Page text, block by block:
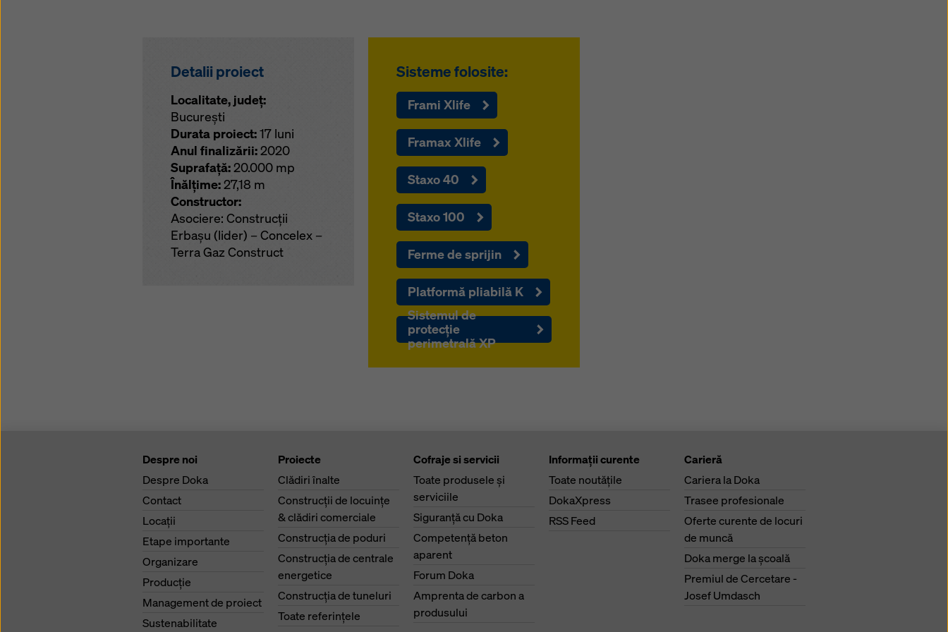
Detalii proiect
Localitate, județ:
București
Durata proiect:17 luni
Anul finalizării:2020
Suprafață:20.000 mp
Înălţime:27,18 m
Constructor:
Asociere: Construcții
Erbașu (lider) – Concelex –
Terra Gaz Construct
Sisteme folosite:
Frami Xlife
Framax Xlife
Staxo 40
Staxo 100
Ferme de sprijin
Platformă pliabilă K
Sistemul de
protecţie
perimetrală XP
Despre noi
Despre Doka
Contact
Locaţii
Etape importante
Organizare
Producţie
Management de proiect
Sustenabilitate
Proiecte
Clădiri înalte
Construcţii de locuinţe
& clădiri comerciale
Construcţia de poduri
Construcţia de centrale
energetice
Construcţia de tuneluri
Toate referinţele
Cofraje si servicii
Toate produsele şi
serviciile
Siguranţă cu Doka
Competenţă beton
aparent
Forum Doka
Amprenta de carbon a
produsului
Informaţii curente
Toate noutăţile
DokaXpress
RSS Feed
Carieră
Cariera la Doka
Trasee profesionale
Oferte curente de locuri
de muncă
Doka merge la şcoală
Premiul de Cercetare -
Josef Umdasch